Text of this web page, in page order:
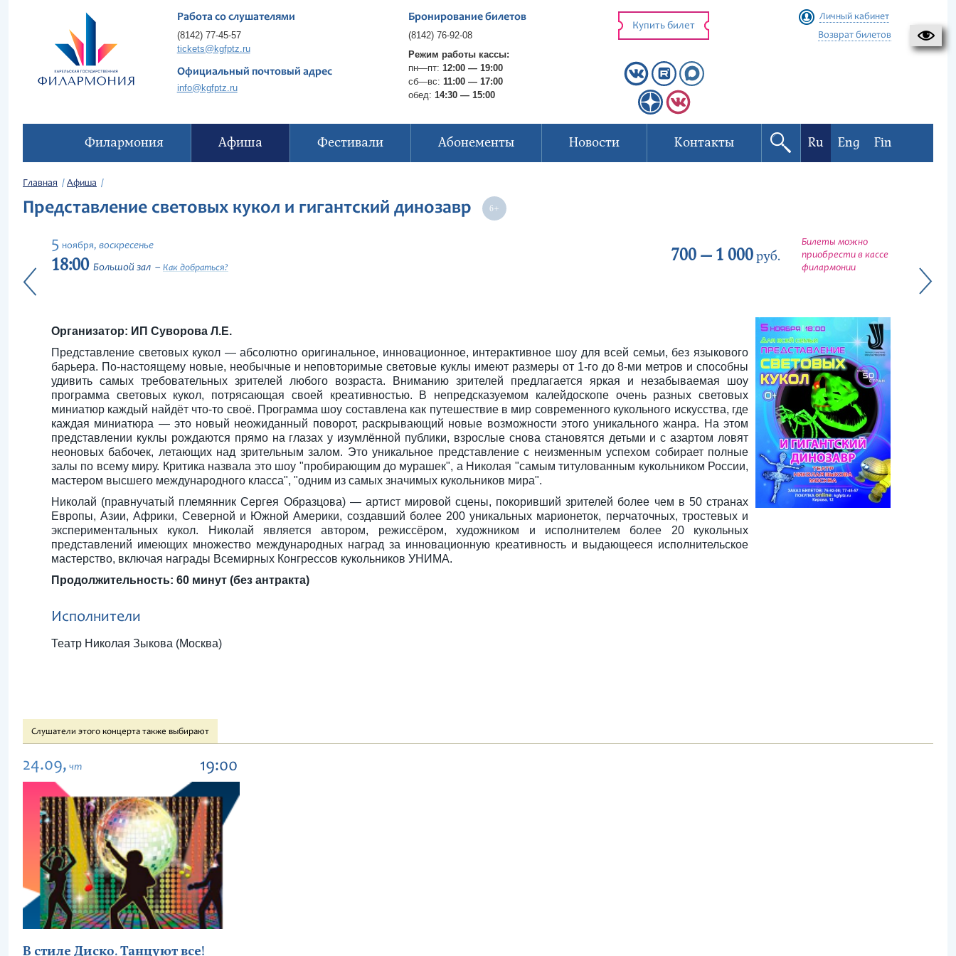
Работа со слушателями
(8142) 77-45-57
tickets@kgfptz.ru
Официальный почтовый адрес
info@kgfptz.ru
Бронирование билетов
(8142) 76-92-08
Режим работы кассы:
пн—пт: 12:00 — 19:00
сб—вс: 11:00 — 17:00
обед: 14:30 — 15:00
Купить билет
Личный кабинет
Возврат билетов
Филармония Афиша Фестивали Абонементы Новости Контакты Ru Eng Fin
Главная Афиша
Представление световых кукол и гигантский динозавр
5 ноября, воскресенье
18:00 Большой зал Как добраться?
700 — 1 000руб.
Билеты можно
приобрести в кассе
филармонии
Организатор: ИП Суворова Л.Е.
Представление световых кукол — абсолютно оригинальное, инновационное, интерактивное шоу для всей семьи, без языкового
барьера. По-настоящему новые, необычные и неповторимые световые куклы имеют размеры от 1-го до 8-ми метров и способны
удивить самых требовательных зрителей любого возраста. Вниманию зрителей предлагается яркая и незабываемая шоу
программа световых кукол, потрясающая своей креативностью. В непредсказуемом калейдоскопе очень разных световых
миниатюр каждый найдёт что-то своё. Программа шоу составлена как путешествие в мир современного кукольного искусства, где
каждая миниатюра — это новый неожиданный поворот, раскрывающий новые возможности этого уникального жанра. На этом
представлении куклы рождаются прямо на глазах у изумлённой публики, взрослые снова становятся детьми и с азартом ловят
неоновых бабочек, летающих над зрительным залом. Это уникальное представление с неизменным успехом собирает полные
залы по всему миру. Критика назвала это шоу "пробирающим до мурашек", а Николая "самым титулованным кукольником России,
мастером высшего международного класса", "одним из самых значимых кукольников мира".
Николай (правнучатый племянник Сергея Образцова) — артист мировой сцены, покоривший зрителей более чем в 50 странах
Европы, Азии, Африки, Северной и Южной Америки, создавший более 200 уникальных марионеток, перчаточных, тростевых и
экспериментальных кукол. Николай является автором, режиссёром, художником и исполнителем более 20 кукольных
представлений имеющих множество международных наград за инновационную креативность и выдающееся исполнительское
мастерство, включая награды Всемирных Конгрессов кукольников УНИМА.
Продолжительность: 60 минут (без антракта)
Исполнители
Театр Николая Зыкова (Москва)
Слушатели этого концерта также выбирают
24.09, чт 19:00
В стиле Диско. Танцуют все!